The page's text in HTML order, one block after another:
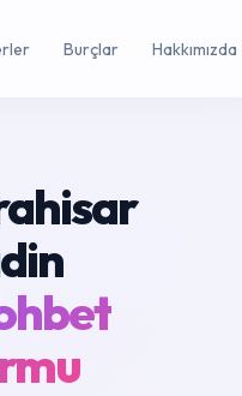
Burçlar Hakkımızda